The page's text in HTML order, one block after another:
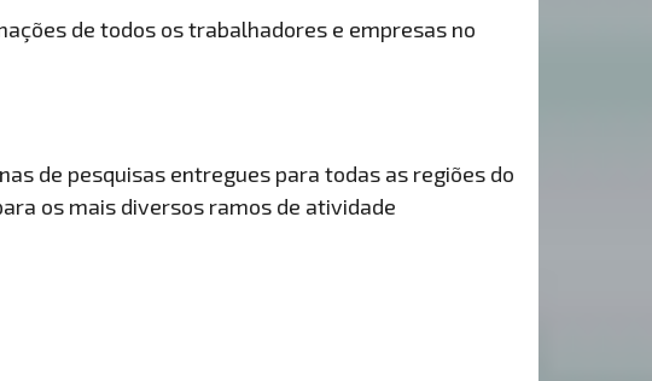
de todos os trabalhadores e empresas no
de pesquisas entregues para todas as regiões do
os mais diversos ramos de atividade